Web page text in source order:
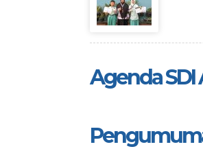
Agenda SDI